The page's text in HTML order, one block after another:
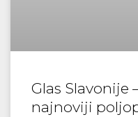
Glas Slavonije
najnoviji